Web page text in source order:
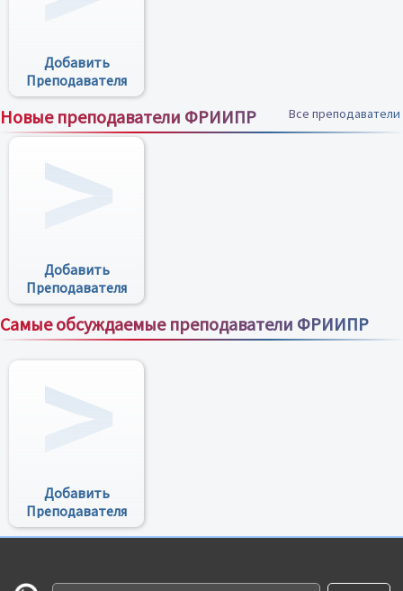
Добавить
Преподавателя
Новые преподаватели ФРИИПР Все преподаватели
Добавить
Преподавателя
Самые обсуждаемые преподаватели ФРИИПР
Все преподаватели
Добавить
Преподавателя